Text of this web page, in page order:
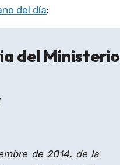
del día:
del Ministerio
de 2014, de la